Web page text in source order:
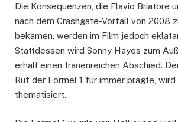
Die Konsequenzen, die Flavio Briatore
nach dem Crashgate-Vorfall von 2008
bekamen, werden im Film jedoch
Stattdessen wird Sonny Hayes zum
erhält einen tränenreichen Abschied.
Ruf der Formel 1 für immer prägte, wird
thematisiert.